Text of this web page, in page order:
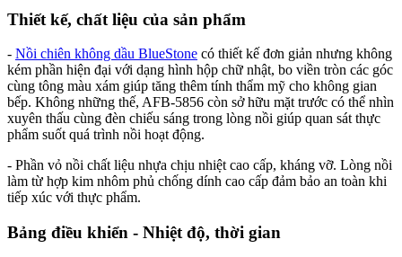
Thiết kế, chất liệu của sản phẩm
- Nồi chiên không dầu BlueStone có thiết kế đơn giản nhưng không
kém phần hiện đại với dạng hình hộp chữ nhật, bo viền tròn các góc
cùng tông màu xám giúp tăng thêm tính thẩm mỹ cho không gian
bếp. Không những thế, AFB-5856 còn sở hữu mặt trước có thể nhìn
xuyên thấu cùng đèn chiếu sáng trong lòng nồi giúp quan sát thực
phẩm suốt quá trình nồi hoạt động.
- Phần vỏ nồi chất liệu nhựa chịu nhiệt cao cấp, kháng vỡ. Lòng nồi
làm từ hợp kim nhôm phủ chống dính cao cấp đảm bảo an toàn khi
tiếp xúc với thực phẩm.
Bảng điều khiển - Nhiệt độ, thời gian